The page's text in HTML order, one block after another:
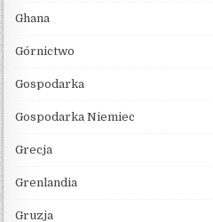
Ghana
Górnictwo
Gospodarka
Gospodarka Niemiec
Grecja
Grenlandia
Gruzja